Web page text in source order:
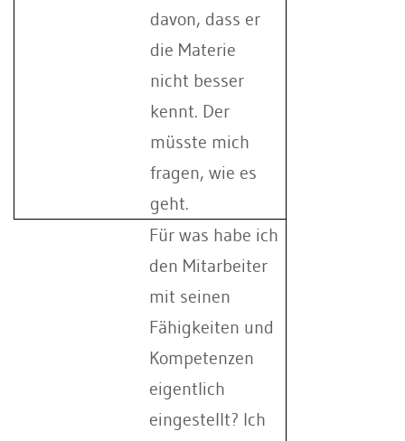
davon, dass er
die Materie
nicht besser
kennt. Der
müsste mich
fragen, wie es
geht.
Für was habe ich
den Mitarbeiter
mit seinen
Fähigkeiten und
Kompetenzen
eigentlich
eingestellt? Ich